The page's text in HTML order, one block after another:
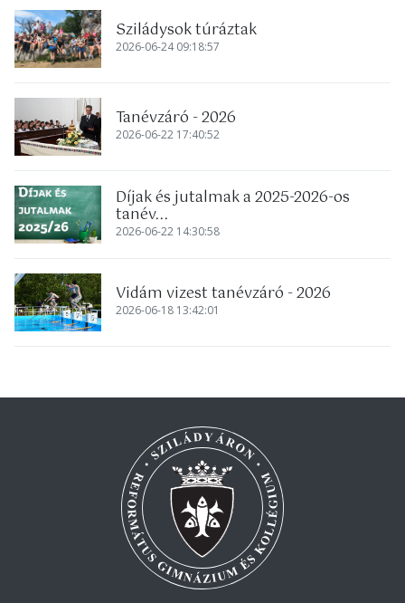
2026-06-24 09:18:57
Sziládysok túráztak
2026-06-22 17:40:52
Tanévzáró - 2026
2026-06-22 14:30:58
Díjak és jutalmak a 2025-2026-os
tanév...
2026-06-18 13:42:01
Vidám vizest tanévzáró - 2026